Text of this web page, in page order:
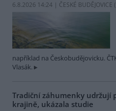
6.8.2026 14:24 | ČESKÉ BUDĚJOVICE (
například na Českobudějovicku.
Vlasák.
Tradiční záhumenky udržují
krajině, ukázala studie